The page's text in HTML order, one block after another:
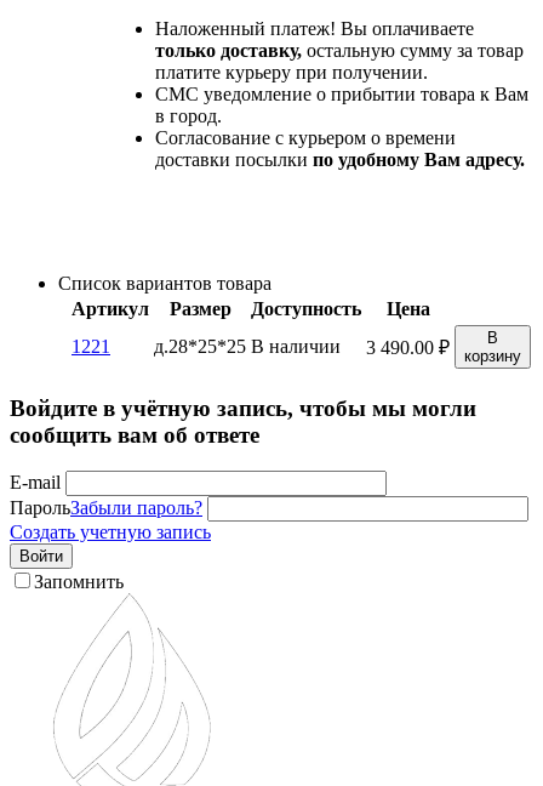
Наложенный платеж! Вы оплачиваете
только доставку, остальную сумму за товар
платите курьеру при получении.
СМС уведомление о прибытии товара к Вам
в город.
Согласование с курьером о времени
доставки посылки по удобному Вам адресу.
Список вариантов товара
Артикул
Размер Доступность
Цена
1221
д.28*25*25 В наличии 3 490.00 ₽
В
корзину
Войдите в учётную запись, чтобы мы могли
сообщить вам об ответе
E-mail
ПарольЗабыли пароль?
Создать учетную запись
Войти
Запомнить